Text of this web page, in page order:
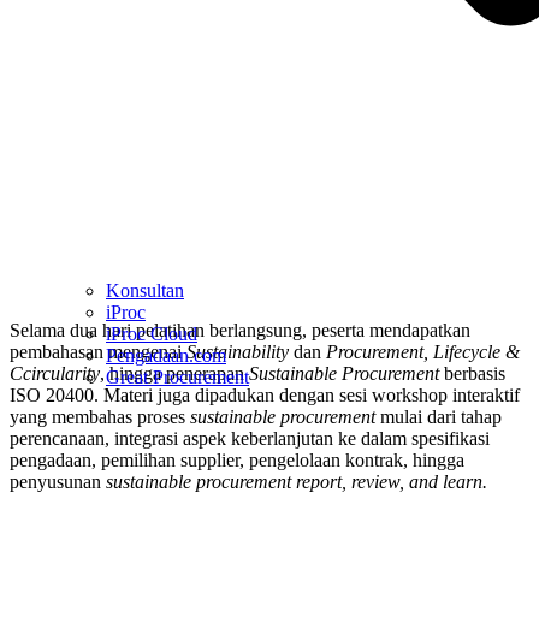
Konsultan
iProc
iProc Cloud
Pengadaan.com
Great Procurement
Selama dua hari pelatihan berlangsung, peserta mendapatkan
pembahasan mengenaiSustainability dan Procurement, Lifecycle &
Ccircularity, hingga penerapanSustainable Procurementberbasis
ISO 20400. Materi juga dipadukan dengan sesi workshop interaktif
yang membahas proses sustainable procurementmulai dari tahap
perencanaan, integrasi aspek keberlanjutan ke dalam spesifikasi
pengadaan, pemilihan supplier, pengelolaan kontrak, hingga
penyusunan sustainable procurement report, review, and learn.